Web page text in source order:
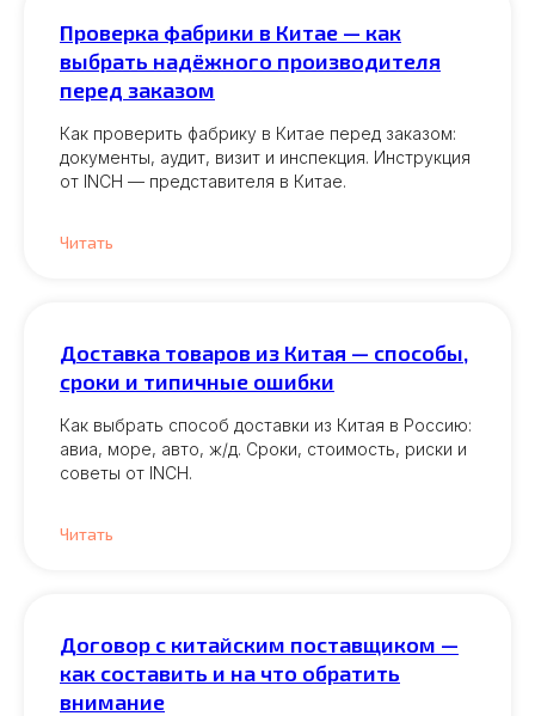
Проверка фабрики в Китае — как
выбрать надёжного производителя
перед заказом
Как проверить фабрику в Китае перед заказом:
документы, аудит, визит и инспекция. Инструкция
от INCH — представителя в Китае.
Читать
Доставка товаров из Китая — способы,
сроки и типичные ошибки
Как выбрать способ доставки из Китая в Россию:
авиа, море, авто, ж/д. Сроки, стоимость, риски и
советы от INCH.
Читать
Договор с китайским поставщиком —
как составить и на что обратить
внимание